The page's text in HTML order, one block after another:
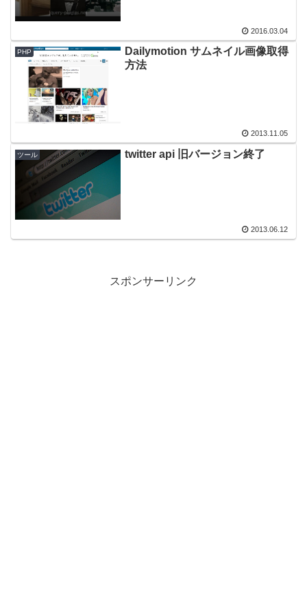
2016.03.04
PHP
Dailymotion サムネイル画像取得
方法
2013.11.05
ツール twitter api 旧バージョン終了
2013.06.12
スポンサーリンク